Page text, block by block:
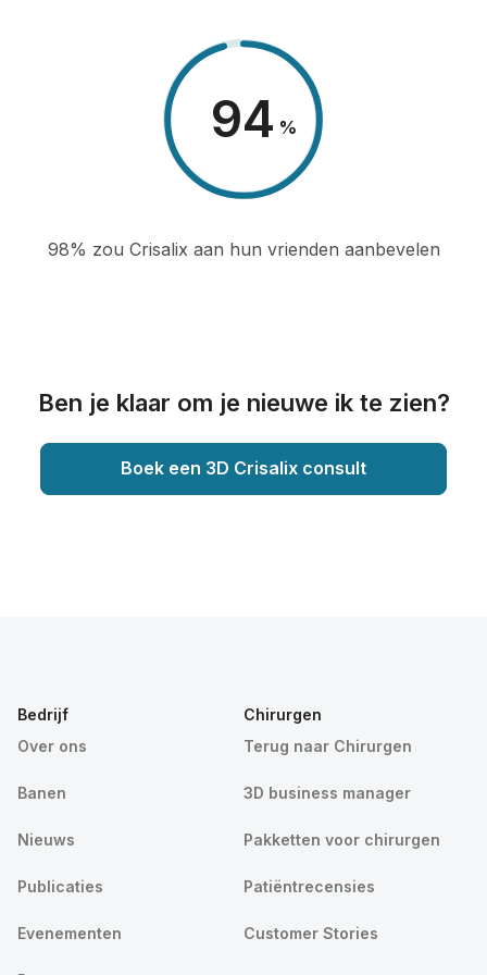
98 %
98% zou Crisalix aan hun vrienden aanbevelen
Ben je klaar om je nieuwe ik te zien?
Boek een 3D Crisalix consult
Bedrijf
Over ons
Banen
Nieuws
Publicaties
Evenementen
Chirurgen
Terug naar Chirurgen
3D business manager
Pakketten voor chirurgen
Patiëntrecensies
Customer Stories